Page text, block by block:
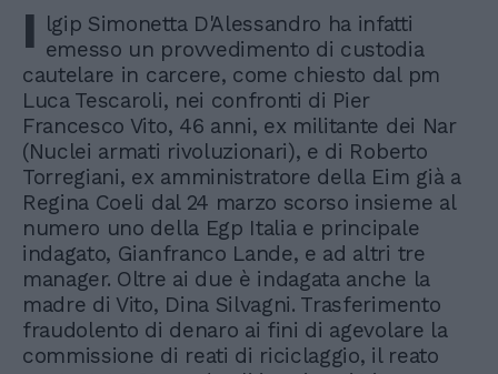
I lgip Simonetta D'Alessandro ha infatti
emesso un provvedimento di custodia
cautelare in carcere, come chiesto dal pm
Luca Tescaroli, nei confronti di Pier
Francesco Vito, 46 anni, ex militante dei Nar
(Nuclei armati rivoluzionari), e di Roberto
Torregiani, ex amministratore della Eim già a
Regina Coeli dal 24 marzo scorso insieme al
numero uno della Egp Italia e principale
indagato, Gianfranco Lande, e ad altri tre
manager. Oltre ai due è indagata anche la
madre di Vito, Dina Silvagni. Trasferimento
fraudolento di denaro ai fini di agevolare la
commissione di reati di riciclaggio, il reato